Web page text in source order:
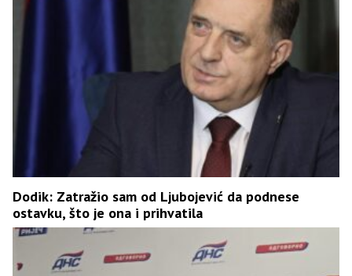
Dodik: Zatražio sam od Ljubojević da podnese
ostavku, što je ona i prihvatila